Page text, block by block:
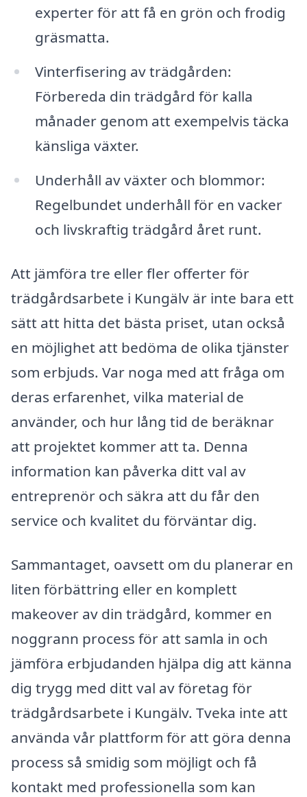
experter för att få en grön och frodig
gräsmatta.
Vinterfisering av trädgården:
Förbereda din trädgård för kalla
månader genom att exempelvis täcka
känsliga växter.
Underhåll av växter och blommor:
Regelbundet underhåll för en vacker
och livskraftig trädgård året runt.
Att jämföra tre eller fler offerter för
trädgårdsarbete i Kungälv är inte bara ett
sätt att hitta det bästa priset, utan också
en möjlighet att bedöma de olika tjänster
som erbjuds. Var noga med att fråga om
deras erfarenhet, vilka material de
använder, och hur lång tid de beräknar
att projektet kommer att ta. Denna
information kan påverka ditt val av
entreprenör och säkra att du får den
service och kvalitet du förväntar dig.
Sammantaget, oavsett om du planerar en
liten förbättring eller en komplett
makeover av din trädgård, kommer en
noggrann process för att samla in och
jämföra erbjudanden hjälpa dig att känna
dig trygg med ditt val av företag för
trädgårdsarbete i Kungälv. Tveka inte att
använda vår plattform för att göra denna
process så smidig som möjligt och få
kontakt med professionella som kan